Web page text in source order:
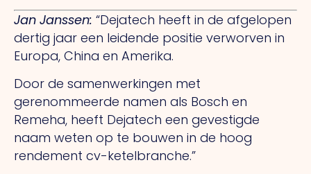
Jan Janssen: “Dejatech heeft in de afgelopen
dertig jaar een leidende positie verworven in
Europa, China en Amerika.
Door de samenwerkingen met
gerenommeerde namen als Bosch en
Remeha, heeft Dejatech een gevestigde
naam weten op te bouwen in de hoog
rendement cv-ketelbranche.”